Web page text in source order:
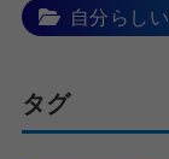
自分らし
タグ